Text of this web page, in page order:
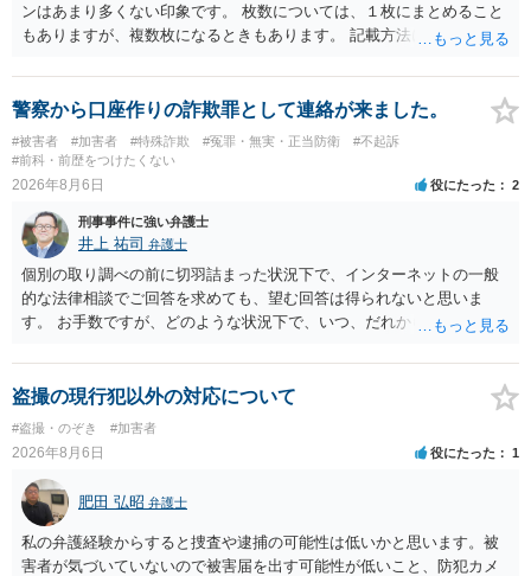
ンはあまり多くない印象です。 枚数については、１枚にまとめること
もありますが、複数枚になるときもあります。 記載方法については、
います。 したがいまして、いずれも良いかと考えます。
警察から口座作りの詐欺罪として連絡が来ました。
#被害者 #加害者 #特殊詐欺 #冤罪・無実・正当防衛
#不起訴
#前科・前歴をつけたくない
2026年8月6日 役にたった 2
刑事事件に強い弁護士
井上 祐司 弁護士
個別の取り調べの前に切羽詰まった状況下で、インターネットの一般
的な法律相談でご回答を求めても、望む回答は得られないと思いま
す。 お手数ですが、どのような状況下で、いつ、だれからどのような
の程度だと聞いているのかということについて、お近くで詳細な法律
相談を受けられたうえで対処方法を探された方がよいと思われます。
一般論でいえば、任意取り調べの場合、ＩＣレコーダーを持参して取
り調べ内容を録音することは必須だと考えます。
盗撮の現行犯以外の対応について
#盗撮・のぞき #加害者
2026年8月6日 役にたった 1
肥田 弘昭 弁護士
私の弁護経験からすると捜査や逮捕の可能性は低いかと思います。被
害者が気づいていないので被害届を出す可能性が低いこと、防犯カメ